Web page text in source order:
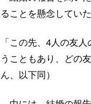
ることを懸念してい
「この先、4人の友
うこともあり、どの
ん、以下同）